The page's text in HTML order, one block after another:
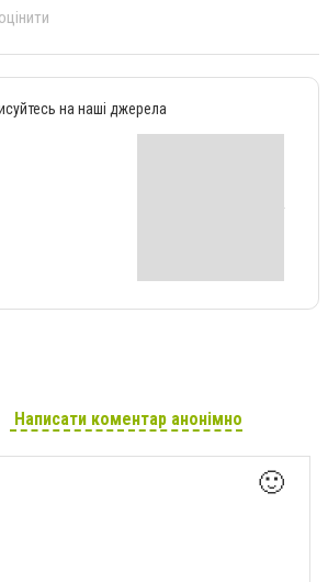
на наші джерела
Написати коментар анонімно
🙂